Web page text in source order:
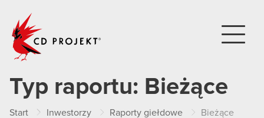
Typ raportu: Bieżące
Start Inwestorzy Raporty giełdowe Bieżące